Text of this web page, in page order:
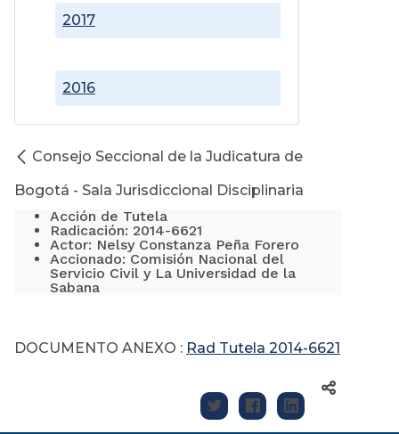
2016
2017
Consejo Seccional de la Judicatura de
Bogotá - Sala Jurisdiccional Disciplinaria
Acción de Tutela
Radicación: 2014-6621
Actor: Nelsy Constanza Peña Forero
Accionado: Comisión Nacional del
Servicio Civil y La Universidad de la
Sabana
DOCUMENTO ANEXO : Rad Tutela 2014-6621